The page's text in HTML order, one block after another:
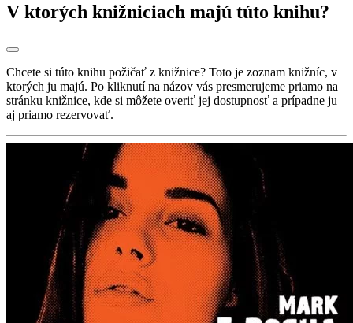
V ktorých knižniciach majú túto knihu?
Chcete si túto knihu požičať z knižnice? Toto je zoznam knižníc, v
ktorých ju majú. Po kliknutí na názov vás presmerujeme priamo na
stránku knižnice, kde si môžete overiť jej dostupnosť a prípadne ju
aj priamo rezervovať.